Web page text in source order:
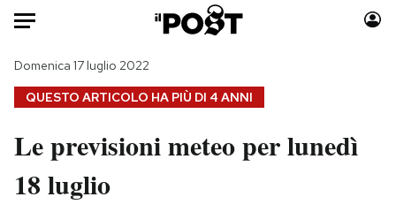
HOME
Italia
Politica
Moda
QUESTO ARTICOLO HA PIÙ DI 4 ANNI
Domenica 17 luglio 2022
Le previsioni meteo per lunedì
18 luglio